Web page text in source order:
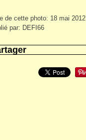
de cette photo: 18 mai 2012
par: DEFI66